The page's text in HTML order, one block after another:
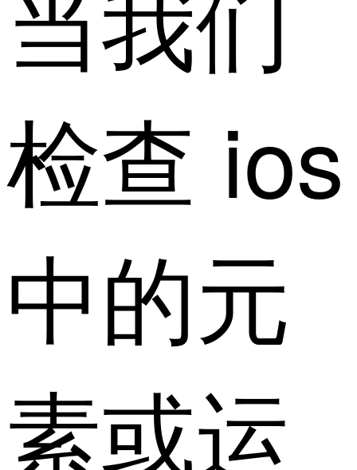
检查 ios
中的元
素或运